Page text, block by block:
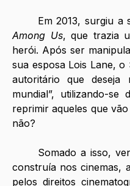
Em 2013, surgiu a
Among Us, que trazia
herói. Após ser
sua esposa Lois Lane,
autoritário que deseja
mundial”, utilizando-se
reprimir aqueles que
não?
Somado a isso,
construía nos cinemas,
pelos direitos